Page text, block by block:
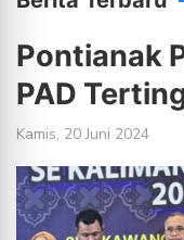
Pontianak
PAD